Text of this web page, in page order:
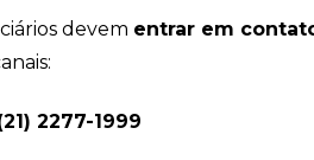
devem entrar em
2277-1999